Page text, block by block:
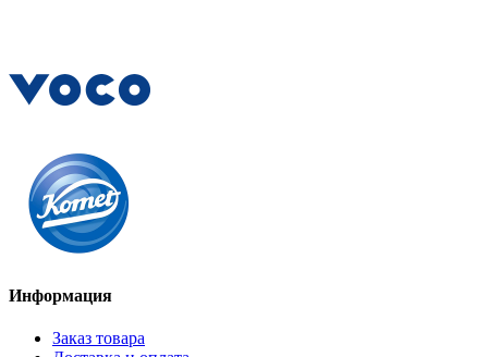
Информация
Заказ товара